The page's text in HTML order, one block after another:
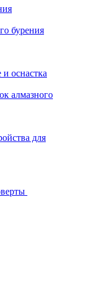
бурения
оснастка
алмазного
для